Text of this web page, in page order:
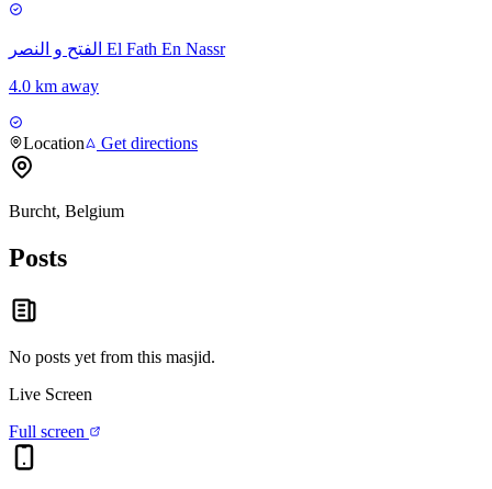
الفتح و النصر El Fath En Nassr
4.0 km away
Location Get directions
Burcht, Belgium
Posts
No posts yet from this masjid.
Live Screen
Full screen